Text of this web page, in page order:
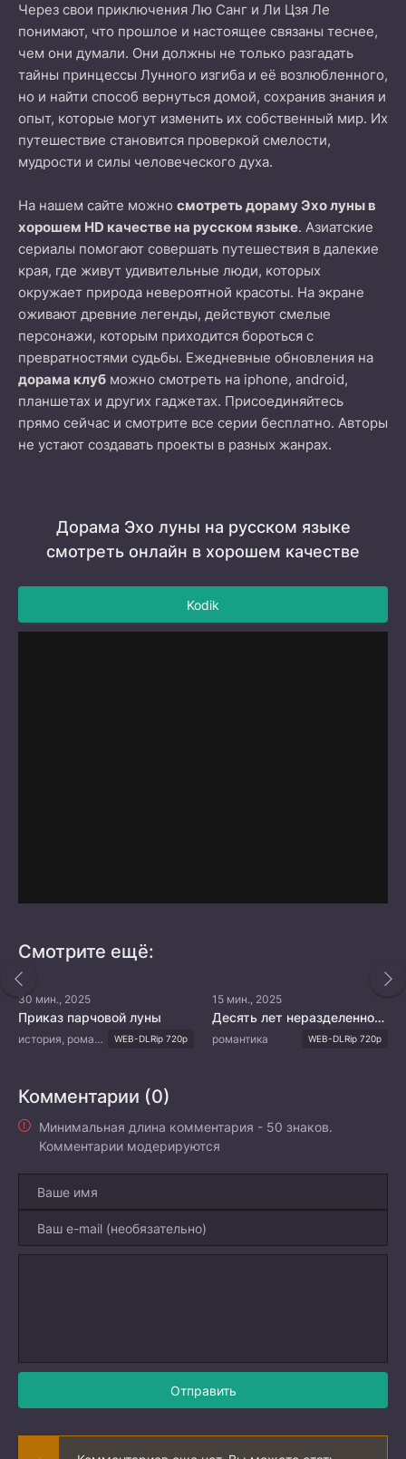
Через свои приключения Лю Санг и Ли Цзя Ле
понимают, что прошлое и настоящее связаны теснее,
чем они думали. Они должны не только разгадать
тайны принцессы Лунного изгиба и её возлюбленного,
но и найти способ вернуться домой, сохранив знания и
опыт, которые могут изменить их собственный мир. Их
путешествие становится проверкой смелости,
мудрости и силы человеческого духа.
На нашем сайте можно смотреть дораму Эхо луны в
хорошем HD качестве на русском языке. Азиатские
сериалы помогают совершать путешествия в далекие
края, где живут удивительные люди, которых
окружает природа невероятной красоты. На экране
оживают древние легенды, действуют смелые
персонажи, которым приходится бороться с
превратностями судьбы. Ежедневные обновления на
дорама клуб можно смотреть на iphone, android,
планшетах и других гаджетах. Присоединяйтесь
прямо сейчас и смотрите все серии бесплатно. Авторы
не устают создавать проекты в разных жанрах.
Дорама Эхо луны на русском языке
смотреть онлайн в хорошем качестве
Kodik
Смотрите ещё:
30 мин., 2025
Приказ парчовой луны
история, романтика WEB-DLRip 720p
15 мин., 2025
Десять лет неразделенной любви
романтика WEB-DLRip 720p
Комментарии (0)
Минимальная длина комментария - 50 знаков.
Комментарии модерируются
Отправить